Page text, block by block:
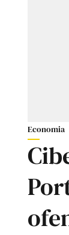
Economia